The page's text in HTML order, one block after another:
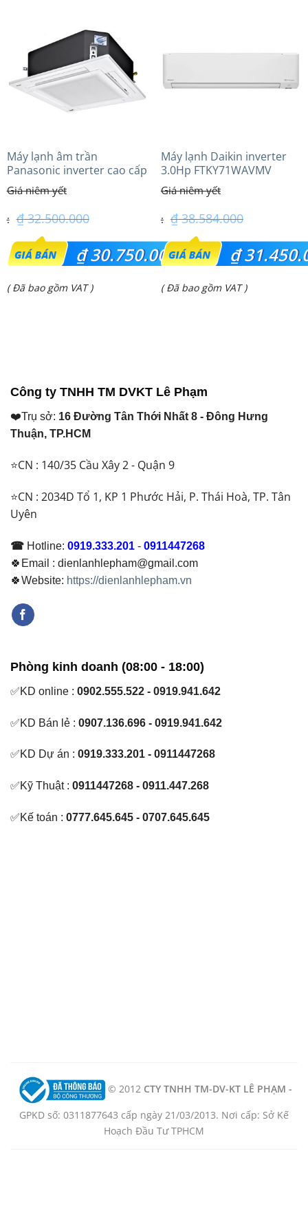
₫ 21.500.000.
₫ 19.650.000.
Máy lạnh âm trần
Panasonic inverter cao cấp
(3.0Hp) S-2430PU3HA/U-
24PRH1H5
₫32.500.000
Giá
gốc
là:
₫30.750.000
Giá
( Đã bao gồm VAT )
Máy lạnh Daikin inverter
3.0Hp FTKY71WAVMV
₫38.584.000
Giá
gốc
là:
₫
Giá
( Đã bao gồm VAT )
Công ty TNHH TM DVKT Lê Phạm
❤️Trụ sở: 16 Đường Tân Thới Nhất 8 - Đông Hưng
Thuận, TP.HCM
⭐CN : 140/35 Cầu Xây 2 - Quận 9
⭐CN : 2034D Tổ 1, KP 1 Phước Hải, P. Thái Hoà, TP. Tân
Uyên
☎ Hotline: 0919.333.201 - 0911447268
🍀Email : dienlanhlepham@gmail.com
🍀Website: https://dienlanhlepham.vn
Phòng kinh doanh (08:00 - 18:00)
✅KD online : 0902.555.522 - 0919.941.642
✅KD Bán lẻ : 0907.136.696 - 0919.941.642
✅KD Dự án : 0919.333.201 - 0911447268
✅Kỹ Thuật : 0911447268 - 0911.447.268
✅Kế toán : 0777.645.645 - 0707.645.645
© 2012 CTY TNHH TM-DV-KT LÊ PHẠM -
GPKD số: 0311877643 cấp ngày 21/03/2013. Nơi cấp: Sở Kế
Hoạch Đầu Tư TPHCM